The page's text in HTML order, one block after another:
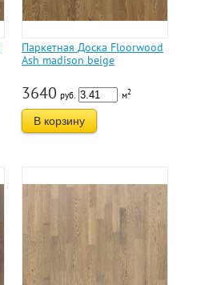
Паркетная Доска Floorwood
Ash madison beige
3640 руб. м2
В корзину